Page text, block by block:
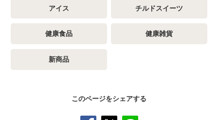
アイス チルドスイーツ
健康食品 健康雑貨
新商品
このページをシェアする